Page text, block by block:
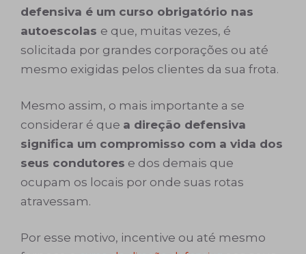
defensiva é um curso obrigatório nas
autoescolas e que, muitas vezes, é
solicitada por grandes corporações ou até
mesmo exigidas pelos clientes da sua frota.
Mesmo assim, o mais importante a se
considerar é que a direção defensiva
significa um compromisso com a vida dos
seus condutores e dos demais que
ocupam os locais por onde suas rotas
atravessam.
Por esse motivo, incentive ou até mesmo